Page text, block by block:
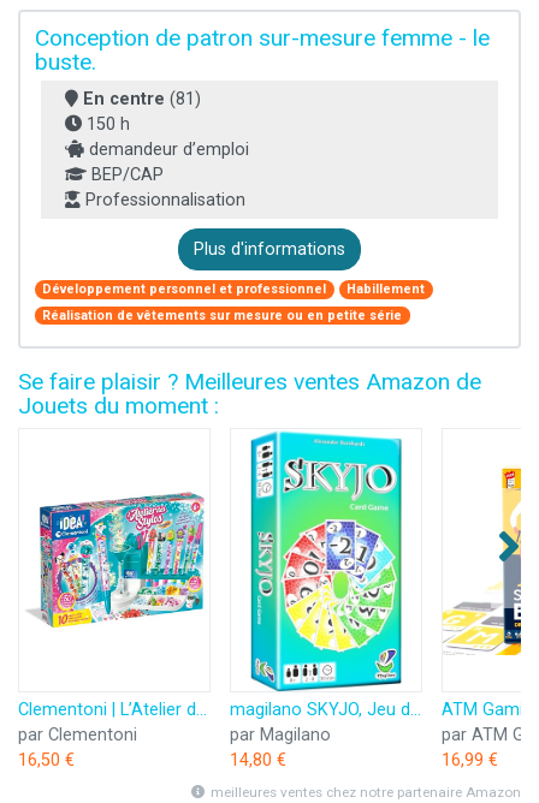
Conception de patron sur-mesure femme - le
buste.
En centre (81)
150 h
demandeur d’emploi
BEP/CAP
Professionnalisation
Plus d'informations
Développement personnel et professionnel
Habillement
Réalisation de vêtements sur mesure ou en petite série
Se faire plaisir ? Meilleures ventes Amazon de
Jouets du moment :
Clementoni | L’Atelier des Stylos pour Enfants 6 Ans+ | Kit Créatif DIY avec 10 Stylos à Personnaliser | Plus de 50 Accessoires : Paillettes, Perles, Figurines | Activité Manuelle et Cadeau Créatif
par Clementoni
16,50 €
magilano SKYJO, Jeu de Cartes Amusant pour Les Jeunes et Les Moins Jeunes, des soirées de Jeu Amusantes dans Le Cercle d'amis et de Famille.
par Magilano
14,80 €
par ATM
16,99 €
meilleures ventes chez notre partenaire Amazon